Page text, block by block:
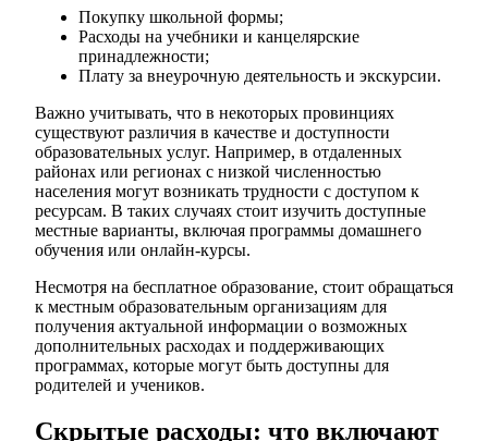
Покупку школьной формы;
Расходы на учебники и канцелярские
принадлежности;
Плату за внеурочную деятельность и экскурсии.
Важно учитывать, что в некоторых провинциях
существуют различия в качестве и доступности
образовательных услуг. Например, в отдаленных
районах или регионах с низкой численностью
населения могут возникать трудности с доступом к
ресурсам. В таких случаях стоит изучить доступные
местные варианты, включая программы домашнего
обучения или онлайн-курсы.
Несмотря на бесплатное образование, стоит обращаться
к местным образовательным организациям для
получения актуальной информации о возможных
дополнительных расходах и поддерживающих
программах, которые могут быть доступны для
родителей и учеников.
Скрытые расходы: что включают